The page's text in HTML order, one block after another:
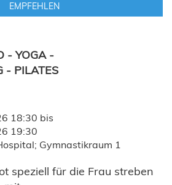
EMPFEHLEN
- YOGA -
- PILATES
18:30 bis
19:30
Gymnastikraum 1
speziell für die Frau streben